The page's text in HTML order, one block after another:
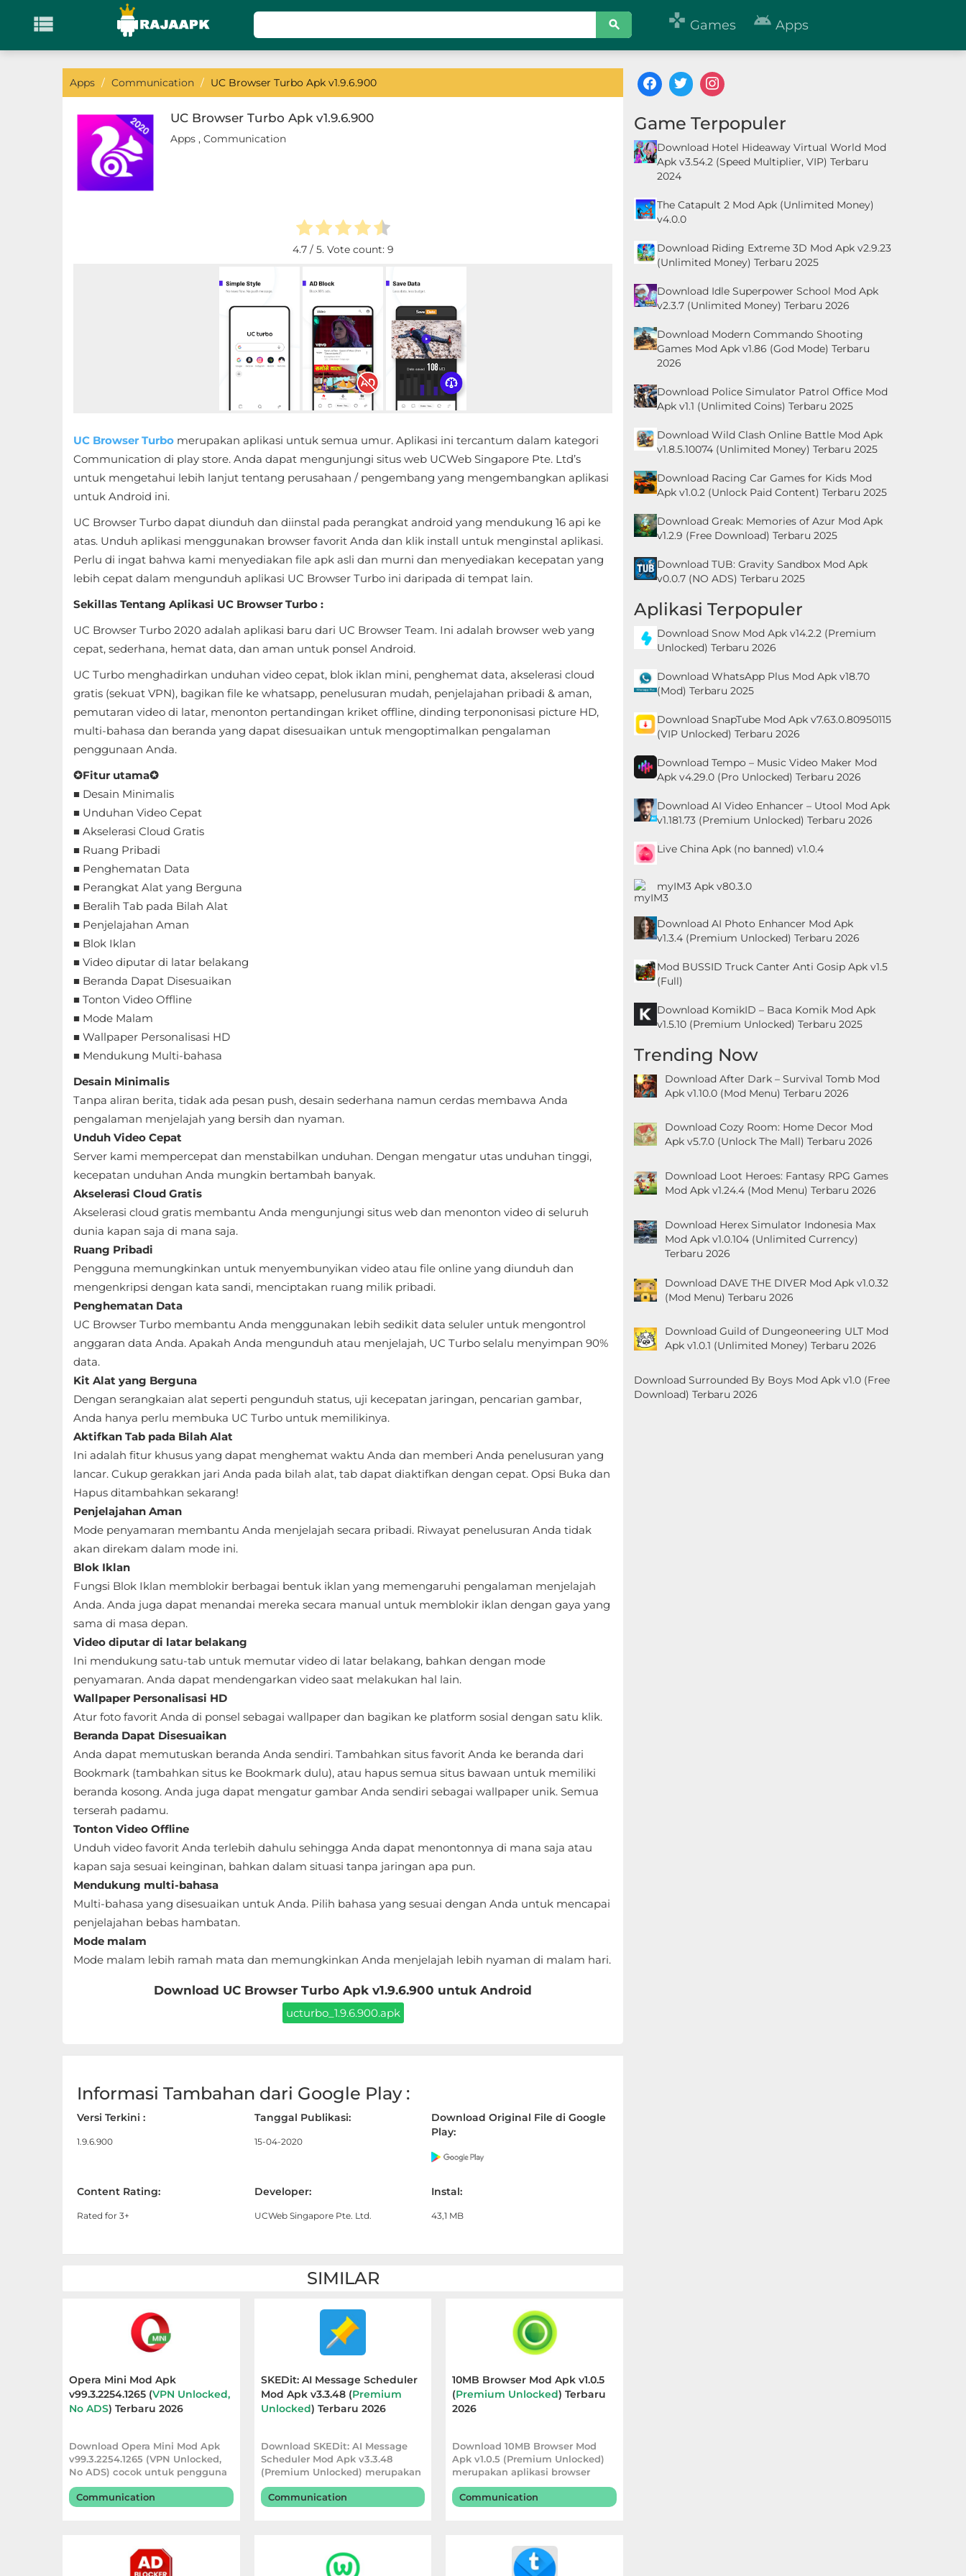
  Games  Apps
KATEGORI
Games
Hypercasual
Simulation
Standalone
Reference
Communication
Education
Entertainment
Shopping
Apps / Communication / UC Browser Turbo Apk v1.9.6.900
UC Browser Turbo Apk v1.9.6.900
Apps , Communication
4.7/ 5. Vote count: 9
UC Browser Turbo merupakan aplikasi untuk semua umur. Aplikasi ini tercantum dalam kategori
Communication di play store. Anda dapat mengunjungi situs web UCWeb Singapore Pte. Ltd’s
untuk mengetahui lebih lanjut tentang perusahaan / pengembang yang mengembangkan aplikasi
untuk Android ini.
UC Browser Turbo dapat diunduh dan diinstal pada perangkat android yang mendukung 16 api ke
atas. Unduh aplikasi menggunakan browser favorit Anda dan klik install untuk menginstal aplikasi.
Perlu di ingat bahwa kami menyediakan file apk asli dan murni dan menyediakan kecepatan yang
lebih cepat dalam mengunduh aplikasi UC Browser Turbo ini daripada di tempat lain.
Sekillas Tentang Aplikasi UC Browser Turbo :
UC Browser Turbo 2020 adalah aplikasi baru dari UC Browser Team. Ini adalah browser web yang
cepat, sederhana, hemat data, dan aman untuk ponsel Android.
UC Turbo menghadirkan unduhan video cepat, blok iklan mini, penghemat data, akselerasi cloud
gratis (sekuat VPN), bagikan file ke whatsapp, penelusuran mudah, penjelajahan pribadi & aman,
pemutaran video di latar, menonton pertandingan kriket offline, dinding terpononisasi picture HD,
multi-bahasa dan beranda yang dapat disesuaikan untuk mengoptimalkan pengalaman
penggunaan Anda.
✪Fitur utama✪
■ Desain Minimalis
■ Unduhan Video Cepat
■ Akselerasi Cloud Gratis
■ Ruang Pribadi
■ Penghematan Data
■ Perangkat Alat yang Berguna
■ Beralih Tab pada Bilah Alat
■ Penjelajahan Aman
■ Blok Iklan
■ Video diputar di latar belakang
■ Beranda Dapat Disesuaikan
■ Tonton Video Offline
■ Mode Malam
■ Wallpaper Personalisasi HD
■ Mendukung Multi-bahasa
Desain Minimalis
Tanpa aliran berita, tidak ada pesan push, desain sederhana namun cerdas membawa Anda
pengalaman menjelajah yang bersih dan nyaman.
Unduh Video Cepat
Server kami mempercepat dan menstabilkan unduhan. Dengan mengatur utas unduhan tinggi,
kecepatan unduhan Anda mungkin bertambah banyak.
Akselerasi Cloud Gratis
Akselerasi cloud gratis membantu Anda mengunjungi situs web dan menonton video di seluruh
dunia kapan saja di mana saja.
Ruang Pribadi
Pengguna memungkinkan untuk menyembunyikan video atau file online yang diunduh dan
mengenkripsi dengan kata sandi, menciptakan ruang milik pribadi.
Penghematan Data
UC Browser Turbo membantu Anda menggunakan lebih sedikit data seluler untuk mengontrol
anggaran data Anda. Apakah Anda mengunduh atau menjelajah, UC Turbo selalu menyimpan 90%
data.
Kit Alat yang Berguna
Dengan serangkaian alat seperti pengunduh status, uji kecepatan jaringan, pencarian gambar,
Anda hanya perlu membuka UC Turbo untuk memilikinya.
Aktifkan Tab pada Bilah Alat
Ini adalah fitur khusus yang dapat menghemat waktu Anda dan memberi Anda penelusuran yang
lancar. Cukup gerakkan jari Anda pada bilah alat, tab dapat diaktifkan dengan cepat. Opsi Buka dan
Hapus ditambahkan sekarang!
Penjelajahan Aman
Mode penyamaran membantu Anda menjelajah secara pribadi. Riwayat penelusuran Anda tidak
akan direkam dalam mode ini.
Blok Iklan
Fungsi Blok Iklan memblokir berbagai bentuk iklan yang memengaruhi pengalaman menjelajah
Anda. Anda juga dapat menandai mereka secara manual untuk memblokir iklan dengan gaya yang
sama di masa depan.
Video diputar di latar belakang
Ini mendukung satu-tab untuk memutar video di latar belakang, bahkan dengan mode
penyamaran. Anda dapat mendengarkan video saat melakukan hal lain.
Wallpaper Personalisasi HD
Atur foto favorit Anda di ponsel sebagai wallpaper dan bagikan ke platform sosial dengan satu klik.
Beranda Dapat Disesuaikan
Anda dapat memutuskan beranda Anda sendiri. Tambahkan situs favorit Anda ke beranda dari
Bookmark (tambahkan situs ke Bookmark dulu), atau hapus semua situs bawaan untuk memiliki
beranda kosong. Anda juga dapat mengatur gambar Anda sendiri sebagai wallpaper unik. Semua
terserah padamu.
Tonton Video Offline
Unduh video favorit Anda terlebih dahulu sehingga Anda dapat menontonnya di mana saja atau
kapan saja sesuai keinginan, bahkan dalam situasi tanpa jaringan apa pun.
Mendukung multi-bahasa
Multi-bahasa yang disesuaikan untuk Anda. Pilih bahasa yang sesuai dengan Anda untuk mencapai
penjelajahan bebas hambatan.
Mode malam
Mode malam lebih ramah mata dan memungkinkan Anda menjelajah lebih nyaman di malam hari.
Download UC Browser Turbo Apk v1.9.6.900 untuk Android
ucturbo_1.9.6.900.apk
Informasi Tambahan dari Google Play :
Versi Terkini :
1.9.6.900
Tanggal Publikasi:
15-04-2020
Download Original File di Google
Play:
Content Rating:
Rated for 3+
Developer:
UCWeb Singapore Pte. Ltd.
Instal:
43,1 MB
SIMILAR
Opera Mini Mod Apk
v99.3.2254.1265 (VPN Unlocked,
No ADS) Terbaru 2026
Download Opera Mini Mod Apk
v99.3.2254.1265 (VPN Unlocked,
No ADS) cocok untuk pengguna
yang ingin
Communication
SKEDit: AI Message Scheduler
Mod Apk v3.3.48 (Premium
Unlocked) Terbaru 2026
Download SKEDit: AI Message
Scheduler Mod Apk v3.3.48
(Premium Unlocked) merupakan
aplikasi penjadwa
Communication
10MB Browser Mod Apk v1.0.5
(Premium Unlocked) Terbaru
2026
Download 10MB Browser Mod
Apk v1.0.5 (Premium Unlocked)
merupakan aplikasi browser
ringan yang diran
Communication
Game Terpopuler
Download Hotel Hideaway Virtual World Mod
Apk v3.54.2 (Speed Multiplier, VIP) Terbaru
2024
The Catapult 2 Mod Apk (Unlimited Money)
v4.0.0
Download Riding Extreme 3D Mod Apk v2.9.23
(Unlimited Money) Terbaru 2025
Download Idle Superpower School Mod Apk
v2.3.7 (Unlimited Money) Terbaru 2026
Download Modern Commando Shooting
Games Mod Apk v1.86 (God Mode) Terbaru
2026
Download Police Simulator Patrol Office Mod
Apk v1.1 (Unlimited Coins) Terbaru 2025
Download Wild Clash Online Battle Mod Apk
v1.8.5.10074 (Unlimited Money) Terbaru 2025
Download Racing Car Games for Kids Mod
Apk v1.0.2 (Unlock Paid Content) Terbaru 2025
Download Greak: Memories of Azur Mod Apk
v1.2.9 (Free Download) Terbaru 2025
Download TUB: Gravity Sandbox Mod Apk
v0.0.7 (NO ADS) Terbaru 2025
Aplikasi Terpopuler
Download Snow Mod Apk v14.2.2 (Premium
Unlocked) Terbaru 2026
Download WhatsApp Plus Mod Apk v18.70
(Mod) Terbaru 2025
Download SnapTube Mod Apk v7.63.0.80950115
(VIP Unlocked) Terbaru 2026
Download Tempo – Music Video Maker Mod
Apk v4.29.0 (Pro Unlocked) Terbaru 2026
Download AI Video Enhancer – Utool Mod Apk
v1.181.73 (Premium Unlocked) Terbaru 2026
Live China Apk (no banned) v1.0.4
myIM3 Apk v80.3.0
Download AI Photo Enhancer Mod Apk
v1.3.4 (Premium Unlocked) Terbaru 2026
Mod BUSSID Truck Canter Anti Gosip Apk v1.5
(Full)
Download KomikID – Baca Komik Mod Apk
v1.5.10 (Premium Unlocked) Terbaru 2025
Trending Now
Download After Dark – Survival Tomb Mod
Apk v1.10.0 (Mod Menu) Terbaru 2026
Download Cozy Room: Home Decor Mod
Apk v5.7.0 (Unlock The Mall) Terbaru 2026
Download Loot Heroes: Fantasy RPG Games
Mod Apk v1.24.4 (Mod Menu) Terbaru 2026
Download Herex Simulator Indonesia Max
Mod Apk v1.0.104 (Unlimited Currency)
Terbaru 2026
Download DAVE THE DIVER Mod Apk v1.0.32
(Mod Menu) Terbaru 2026
Download Guild of Dungeoneering ULT Mod
Apk v1.0.1 (Unlimited Money) Terbaru 2026
Download Surrounded By Boys Mod Apk v1.0 (Free
Download) Terbaru 2026